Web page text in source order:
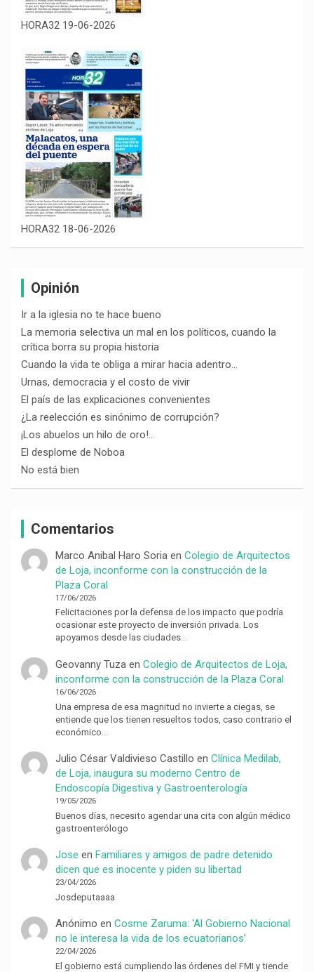
HORA32 19-06-2026
HORA32 18-06-2026
Opinión
Ir a la iglesia no te hace bueno
La memoria selectiva un mal en los políticos, cuando la
crítica borra su propia historia
Cuando la vida te obliga a mirar hacia adentro…
Urnas, democracia y el costo de vivir
El país de las explicaciones convenientes
¿La reelección es sinónimo de corrupción?
¡Los abuelos un hilo de oro!…
El desplome de Noboa
No está bien
Comentarios
Marco Anibal Haro Soriaen Colegio de Arquitectos
de Loja, inconforme con la construcción de la
Plaza Coral
17/06/2026
Felicitaciones por la defensa de los impacto que podría
ocasionar este proyecto de inversión privada. Los
apoyamos desde las ciudades…
Geovanny Tuzaen Colegio de Arquitectos de Loja,
inconforme con la construcción de la Plaza Coral
16/06/2026
Una empresa de esa magnitud no invierte a ciegas, se
entiende que los tienen resueltos todos, caso contrario el
económico…
Julio César Valdivieso Castillo en Clínica Medilab,
de Loja, inaugura su moderno Centro de
Endoscopía Digestiva y Gastroenterología
19/05/2026
Buenos días, necesito agendar una cita con algún médico
gastroenterólogo
Jose en Familiares y amigos de padre detenido
dicen que es inocente y piden su libertad
23/04/2026
Josdeputaaaa
Anónimo en Cosme Zaruma: ‘Al Gobierno Nacional
no le interesa la vida de los ecuatorianos’
22/04/2026
El gobierno está cumpliendo las órdenes del FMI y tiende